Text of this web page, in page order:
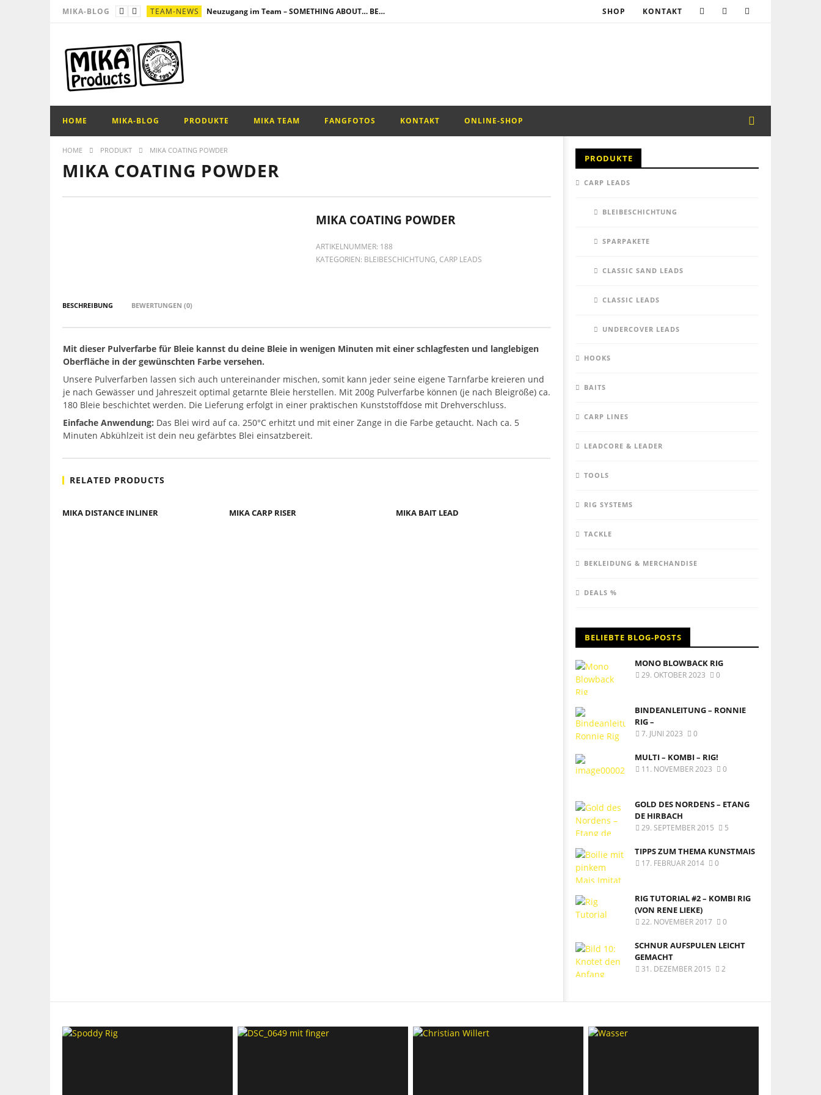
MIKA-BLOG TEAM-NEWS Neuzugang im Team – SOMETHING ABOUT… BENI WELKER
SONSTIGES
SONSTIGES
TEAM-NEWS
SHOP KONTAKT
HOME MIKA-BLOG PRODUKTE MIKA TEAM FANGFOTOS KONTAKT ONLINE-SHOP
HOME PRODUKT MIKA COATING POWDER
MIKA COATING POWDER
MIKA COATING POWDER
ARTIKELNUMMER: 188
KATEGORIEN: BLEIBESCHICHTUNG, CARP LEADS
BESCHREIBUNG BEWERTUNGEN (0)
Mit dieser Pulverfarbe für Bleie kannst du deine Bleie in wenigen Minuten mit einer schlagfesten und langlebigen
Oberfläche in der gewünschten Farbe versehen.
Unsere Pulverfarben lassen sich auch untereinander mischen, somit kann jeder seine eigene Tarnfarbe kreieren und
je nach Gewässer und Jahreszeit optimal getarnte Bleie herstellen. Mit 200g Pulverfarbe können (je nach Bleigröße) ca.
180 Bleie beschichtet werden. Die Lieferung erfolgt in einer praktischen Kunststoffdose mit Drehverschluss.
Einfache Anwendung: Das Blei wird auf ca. 250°C erhitzt und mit einer Zange in die Farbe getaucht. Nach ca. 5
Minuten Abkühlzeit ist dein neu gefärbtes Blei einsatzbereit.
RELATED PRODUCTS
MIKA DISTANCE INLINER MIKA CARP RISER MIKA BAIT LEAD
PRODUKTE
CARP LEADS
BLEIBESCHICHTUNG
SPARPAKETE
CLASSIC SAND LEADS
CLASSIC LEADS
UNDERCOVER LEADS
HOOKS
BAITS
CARP LINES
LEADCORE & LEADER
TOOLS
RIG SYSTEMS
TACKLE
BEKLEIDUNG & MERCHANDISE
DEALS %
BELIEBTE BLOG-POSTS
MONO BLOWBACK RIG
29. OKTOBER 2023 0
BINDEANLEITUNG – RONNIE
RIG –
7. JUNI 2023 0
MULTI – KOMBI – RIG!
11. NOVEMBER 2023 0
GOLD DES NORDENS – ETANG
DE HIRBACH
29. SEPTEMBER 2015 5
TIPPS ZUM THEMA KUNSTMAIS
17. FEBRUAR 2014 0
RIG TUTORIAL #2 – KOMBI RIG
(VON RENE LIEKE)
22. NOVEMBER 2017 0
SCHNUR AUFSPULEN LEICHT
GEMACHT
31. DEZEMBER 2015 2